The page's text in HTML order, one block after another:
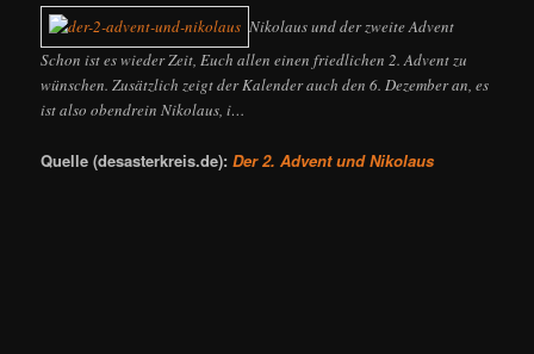
Nikolaus und der zweite Advent
Schon ist es wieder Zeit, Euch allen einen friedlichen 2. Advent zu
wünschen. Zusätzlich zeigt der Kalender auch den 6. Dezember an, es
ist also obendrein Nikolaus, i…
Quelle (desasterkreis.de):Der 2. Advent und Nikolaus